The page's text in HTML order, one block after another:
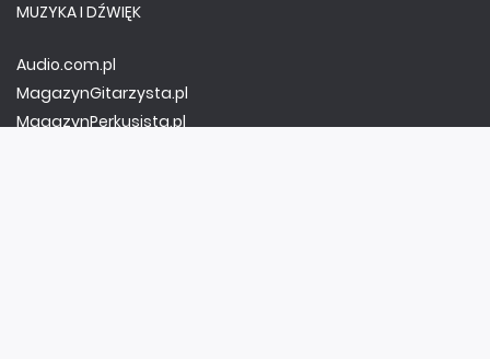
MUZYKA I DŹWIĘK
Audio.com.pl
MagazynGitarzysta.pl
MagazynPerkusista.pl